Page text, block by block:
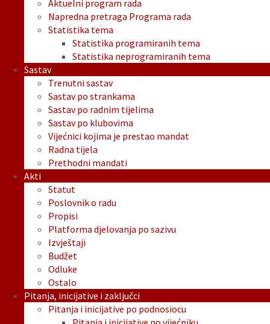
Aktuelni program rada
Napredna pretraga Programa rada
Statistika tema
Statistika programiranih tema
Statistika neprogramiranih tema
Sastav
Trenutni sastav
Sastav po strankama
Sastav po radnim tijelima
Sastav po klubovima
Vijećnici kojima je prestao mandat
Radna tijela
Prethodni mandati
Akti
Statut
Poslovnik o radu
Propisi
Platforma djelovanja po sazivu
Izvještaji
Budžet
Odluke
Ostalo
Pitanja, inicijative i zaključci
Pitanja i inicijative po podnosiocu